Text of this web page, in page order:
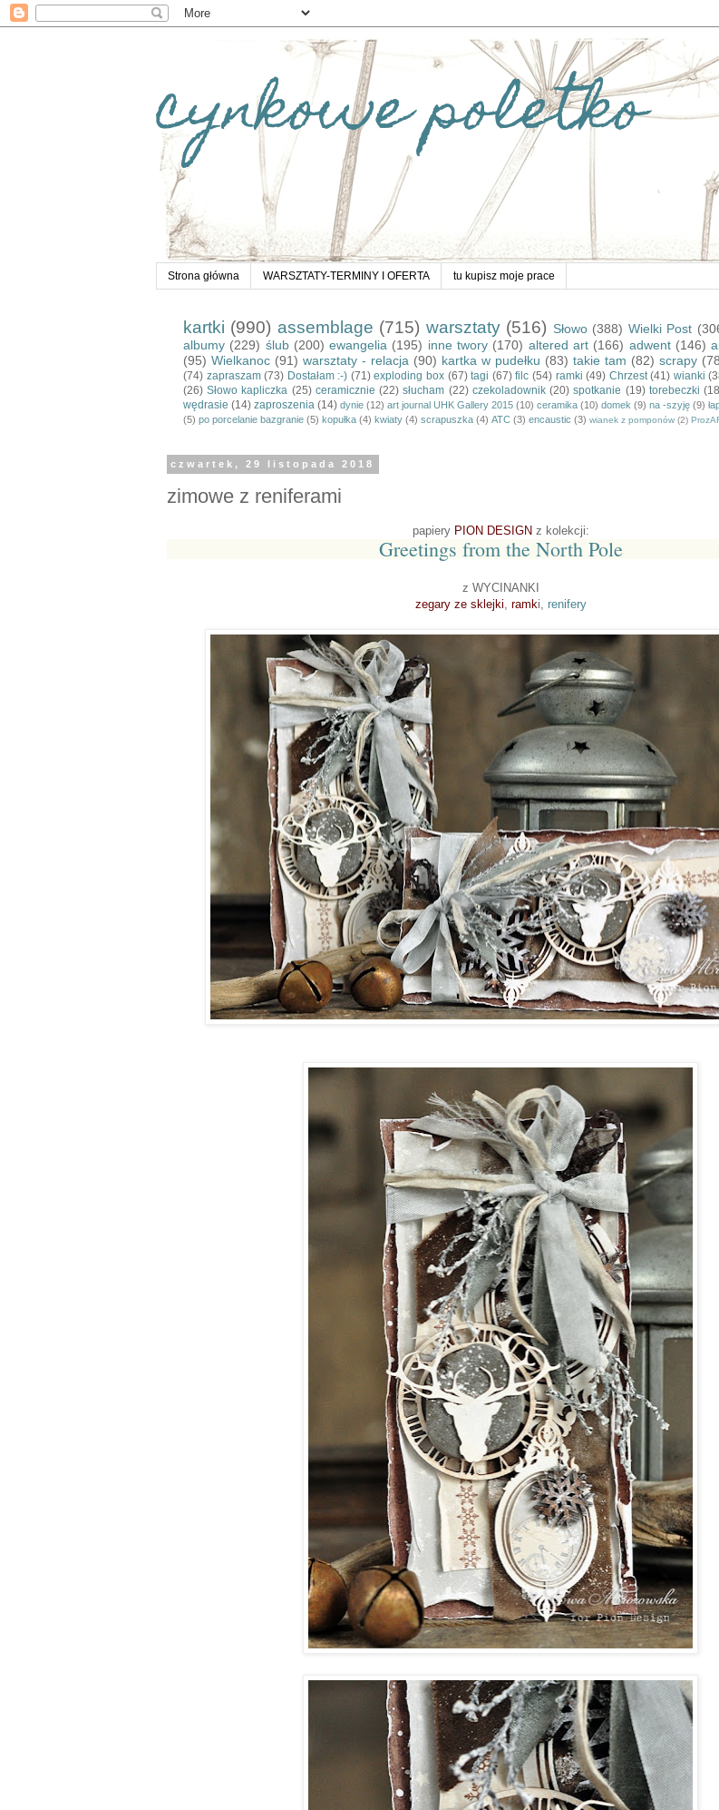
cynkowe poletko
Strona główna WARSZTATY-TERMINY I OFERTA tu kupisz moje prace
kartki (990) assemblage (715) warsztaty (516) Słowo (388) Wielki Post
albumy (229) ślub (200) ewangelia (195) inne twory (170) altered art (166) adwent (146)
(95) Wielkanoc (91) warsztaty - relacja (90) kartka w pudełku (83) takie tam (82) scrapy
(74) zapraszam (73) Dostałam :-) (71) exploding box (67) tagi (67) filc (54) ramki (49) Chrzest (41) wianki
(26) Słowo kapliczka (25) ceramicznie (22) słucham (22) czekoladownik (20) spotkanie (19) torebeczki
wędrasie (14) zaproszenia (14) dynie (12) art journal UHK Gallery 2015 (10) ceramika (10) domek (9) na -szyję (9)
(5) po porcelanie bazgranie (5) kopułka (4) kwiaty (4) scrapuszka (4) ATC (3) encaustic (3) wianek z pomponów (2)
czwartek, 29 listopada 2018
zimowe z reniferami
papieryPION DESIGN z kolekcji:
Greetings from the North Pole
z WYCINANKI
zegary ze sklejki, ramki, renifery